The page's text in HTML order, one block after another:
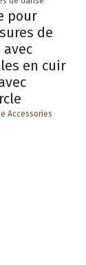
pour
de
avec
en cuir
Accessories